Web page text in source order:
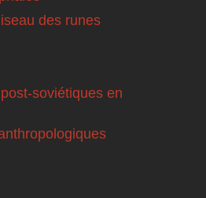
des runes
soviétiques en